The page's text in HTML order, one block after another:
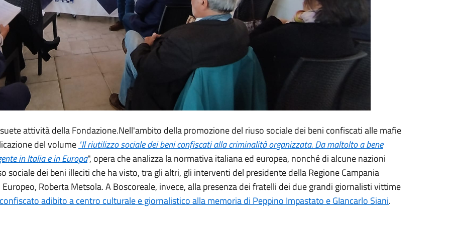
attività della Fondazione.Nell'ambito della promozione del riuso sociale dei beni confiscati alle mafie
del volume "Il riutilizzo sociale dei beni confiscati alla criminalità organizzata. Da maltolto a bene
in Italia e in Europa", opera che analizza la normativa italiana ed europea, nonché di alcune nazioni
sociale dei beni illeciti che ha visto, tra gli altri, gli interventi del presidente della Regione Campania
Roberta Metsola. A Boscoreale, invece, alla presenza dei fratelli dei due grandi giornalisti vittime
adibito a centro culturale e giornalistico alla memoria di Peppino Impastato e GIancarlo Siani.